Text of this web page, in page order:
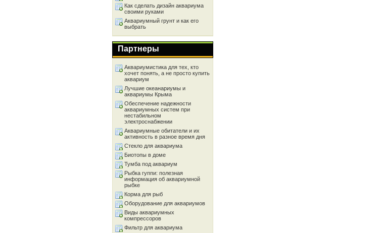
Как сделать дизайн аквариума
своими руками
Аквариумный грунт и как его
выбрать
Партнеры
Аквариумистика для тех, кто
хочет понять, а не просто купить
аквариум
Лучшие океанариумы и
аквариумы Крыма
Обеспечение надежности
аквариумных систем при
нестабильном
электроснабжении
Аквариумные обитатели и их
активность в разное время дня
Стекло для аквариума
Биотопы в доме
Тумба под аквариум
Рыбка гуппи: полезная
информация об аквариумной
рыбке
Корма для рыб
Оборудование для аквариумов
Виды аквариумных
компрессоров
Фильтр для аквариума